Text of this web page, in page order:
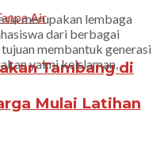
Tambang di
Mulai Latihan
merupakan lembaga
dari berbagai
membantuk generasi
yakni keislaman,